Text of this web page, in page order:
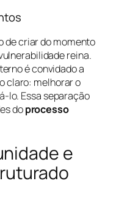
de criar do momento
reina.
é convidado a
claro: melhorar o
lo. Essa separação
doprocesso
e